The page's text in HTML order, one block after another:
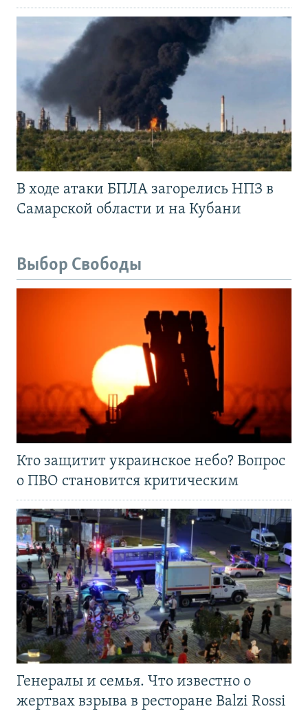
В ходе атаки БПЛА загорелись НПЗ в
Самарской области и на Кубани
Выбор Свободы
Кто защитит украинское небо? Вопрос
о ПВО становится критическим
Генералы и семья. Что известно о
жертвах взрыва в ресторане Balzi Rossi